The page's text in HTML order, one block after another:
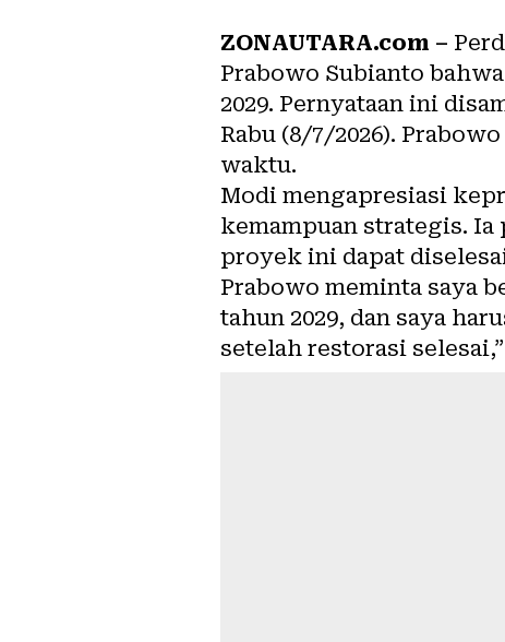
ZONAUTARA.com –
Prabowo Subianto
2029. Pernyataan ini
Rabu (8/7/2026).
waktu.
Modi mengapresiasi
kemampuan strategis. Ia
proyek ini dapat
Prabowo meminta saya
tahun 2029, dan saya
setelah restorasi